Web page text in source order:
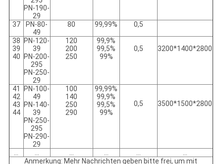
PN-190-
29
37
PN-80-
49
80 99,99% 0,5
38
39
40
PN-120-
39
PN-200-
295
PN-250-
29
120
200
250
99,9%
99,5%
99%
0,5 3200*1400*2800
41
42
43
44
PN-100-
49
PN-140-
39
PN-250-
295
PN-290-
29
100
140
250
290
99,99%
99,9%
99,5%
99%
0,5 3500*1500*2800
… … … … …
…
Anmerkung: Mehr Nachrichten geben bitte frei, um mit